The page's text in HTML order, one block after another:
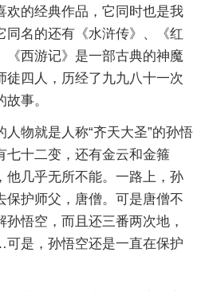
欢的经典作品，它同时也是我
同名的还有《水浒传》、《红
《西游记》是一部古典的神魔
徒四人，历经了九九八十一次
事。
人物就是人称“齐天大圣”的孙悟
七十二变，还有金云和金箍
他几乎无所不能。一路上，孙
保护师父，唐僧。可是唐僧不
悟空，而且还三番两次地，
是，孙悟空还是一直在保护